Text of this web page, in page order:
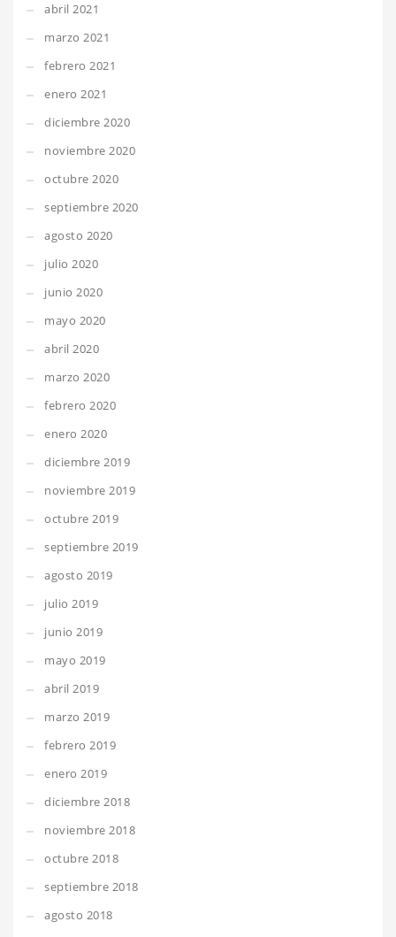
abril 2021
marzo 2021
febrero 2021
enero 2021
diciembre 2020
noviembre 2020
octubre 2020
septiembre 2020
agosto 2020
julio 2020
junio 2020
mayo 2020
abril 2020
marzo 2020
febrero 2020
enero 2020
diciembre 2019
noviembre 2019
octubre 2019
septiembre 2019
agosto 2019
julio 2019
junio 2019
mayo 2019
abril 2019
marzo 2019
febrero 2019
enero 2019
diciembre 2018
noviembre 2018
octubre 2018
septiembre 2018
agosto 2018